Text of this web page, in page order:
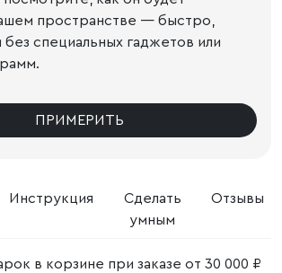
Инструкция
Сделать
умным
Отзывы
в корзине при заказе от 30 000 ₽
пространстве — быстро,
без специальных гаджетов или
ПРИМЕРИТЬ